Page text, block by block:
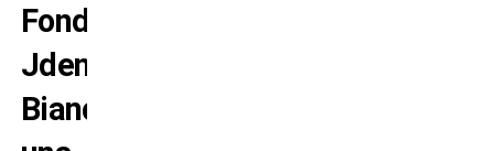
Fondazione
Jdentità
Bianconera,